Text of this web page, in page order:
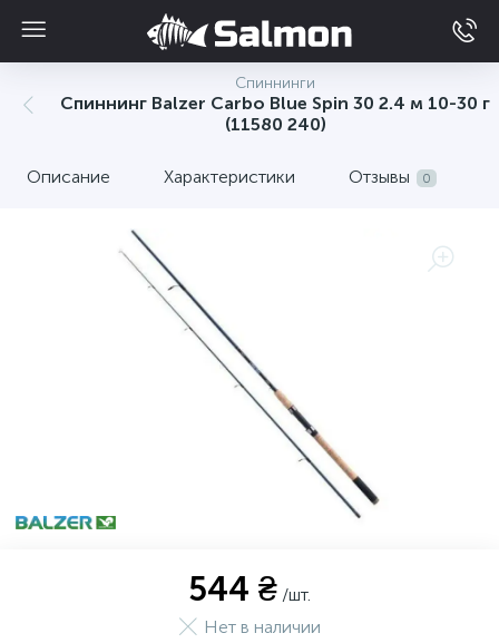
Спиннинги
Спиннинг Balzer Carbo Blue Spin 30 2.4 м 10-30 г
(11580 240)
Описание Характеристики Отзывы 0
544 ₴ /шт.
Нет в наличии